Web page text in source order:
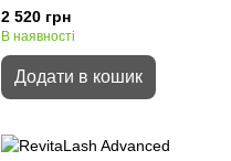
2 520 грн
В наявності
Додати в кошик